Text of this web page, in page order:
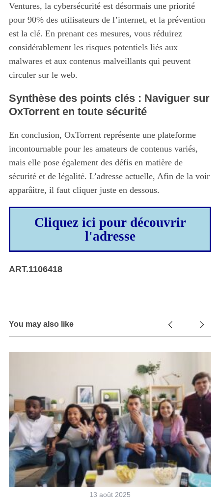
Ventures, la cybersécurité est désormais une priorité
pour 90% des utilisateurs de l’internet, et la prévention
est la clé. En prenant ces mesures, vous réduirez
considérablement les risques potentiels liés aux
malwares et aux contenus malveillants qui peuvent
circuler sur le web.
Synthèse des points clés : Naviguer sur
OxTorrent en toute sécurité
En conclusion, OxTorrent représente une plateforme
incontournable pour les amateurs de contenus variés,
mais elle pose également des défis en matière de
sécurité et de légalité. L’adresse actuelle, Afin de la voir
apparâitre, il faut cliquer juste en dessous.
Cliquez ici pour découvrir
l'adresse
ART.1106418
You may also like
13 août 2025